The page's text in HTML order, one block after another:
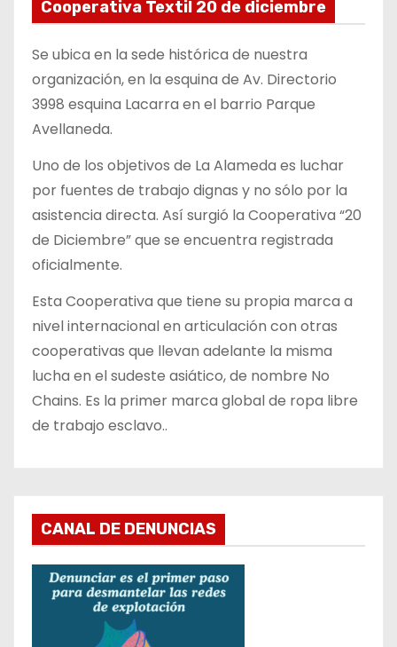
Cooperativa Textil 20 de diciembre
Se ubica en la sede histórica de nuestra
organización, en la esquina de Av. Directorio
3998 esquina Lacarra en el barrio Parque
Avellaneda.
Uno de los objetivos de La Alameda es luchar
por fuentes de trabajo dignas y no sólo por la
asistencia directa. Así surgió la Cooperativa “20
de Diciembre” que se encuentra registrada
oficialmente.
Esta Cooperativa que tiene su propia marca a
nivel internacional en articulación con otras
cooperativas que llevan adelante la misma
lucha en el sudeste asiático, de nombre No
Chains. Es la primer marca global de ropa libre
de trabajo esclavo..
CANAL DE DENUNCIAS